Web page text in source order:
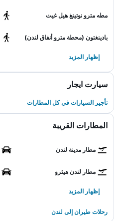
مطه مترو نوتينغ هيل غيت
بادينغتون (محطة مترو أنفاق لندن)
إظهار المزيد
سيارت ايجار
تأجير السيارات في كل المطارات
المطارات القريبة
مطار مدينة لندن
مطار لندن هيثرو
إظهار المزيد
رحلات طيران إلى لندن